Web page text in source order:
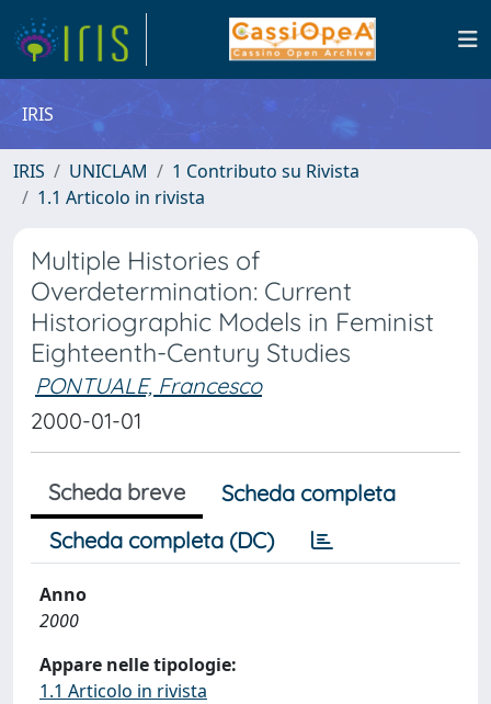
IRIS
IRIS UNICLAM
1 Contributo su Rivista
1.1 Articolo in rivista
Multiple Histories of
Overdetermination: Current
Historiographic Models in Feminist
Eighteenth-Century Studies
PONTUALE, Francesco
2000-01-01
Scheda breve
Scheda completa
Scheda completa (DC)
Anno
2000
Appare nelle tipologie:
1.1 Articolo in rivista